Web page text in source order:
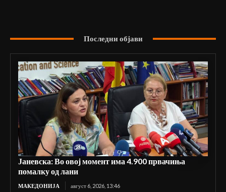
Последни објави
Јаневска: Во овој момент има 4.900 првачиња
помалку од лани
МАКЕДОНИЈА август 6, 2026, 13:46